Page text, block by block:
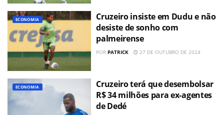
ECONOMIA
Cruzeiro insiste em Dudu e não
desiste de sonho com
palmeirense
POR PATRICK 27 DE OUTUBRO DE 2024
ECONOMIA
Cruzeiro terá que desembolsar
R$ 34 milhões para ex-agentes
de Dedé